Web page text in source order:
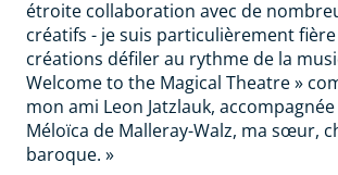
étroite collaboration avec de
créatifs - je suis particulièrement
créations défiler au rythme de la
Welcome to the Magical Theatre »
mon ami Leon Jatzlauk,
Méloïca de Malleray-Walz, ma sœur,
baroque. »